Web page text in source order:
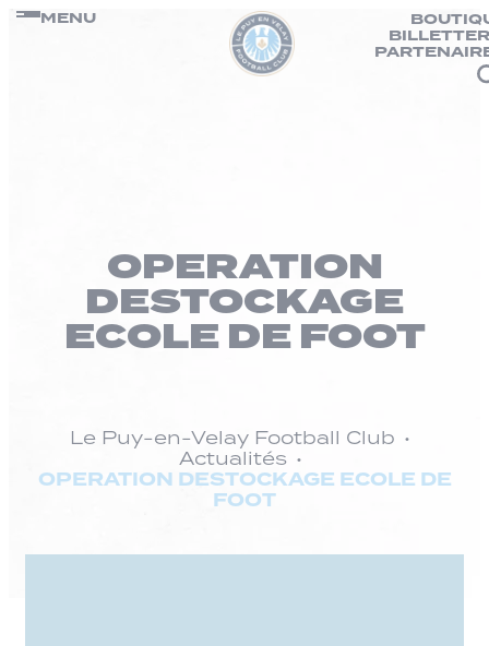
Passer
MENU
OPERATION
DESTOCKAGE
ECOLE DE FOOT
Le Puy-en-Velay Football Club
Actualités
OPERATION DESTOCKAGE ECOLE DE
FOOT
Panneau de gestion des cookies